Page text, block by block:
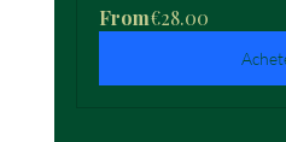
From€28.00